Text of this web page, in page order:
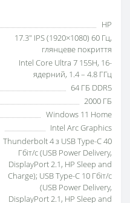
HP
17.3" IPS (1920×1080) 60 Гц,
глянцеве покриття
Intel Core Ultra 7 155H, 16-
ядерний, 1.4 – 4.8 ГГц
64 ГБ DDR5
2000 ГБ
Windows 11 Home
Intel Arc Graphics
Thunderbolt 4 з USB Type-C 40
Гбіт/с (USB Power Delivery,
DisplayPort 2.1, HP Sleep and
Charge); USB Type-C 10 Гбіт/с
(USB Power Delivery,
DisplayPort 2.1, HP Sleep and